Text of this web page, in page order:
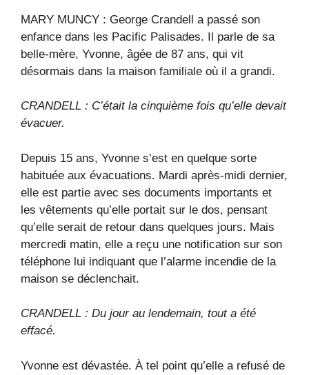
MARY MUNCY : George Crandell a passé son
enfance dans les Pacific Palisades. Il parle de sa
belle-mère, Yvonne, âgée de 87 ans, qui vit
désormais dans la maison familiale où il a grandi.
CRANDELL : C’était la cinquième fois qu’elle devait
évacuer.
Depuis 15 ans, Yvonne s’est en quelque sorte
habituée aux évacuations. Mardi après-midi dernier,
elle est partie avec ses documents importants et
les vêtements qu’elle portait sur le dos, pensant
qu’elle serait de retour dans quelques jours. Mais
mercredi matin, elle a reçu une notification sur son
téléphone lui indiquant que l’alarme incendie de la
maison se déclenchait.
CRANDELL : Du jour au lendemain, tout a été
effacé.
Yvonne est dévastée. À tel point qu’elle a refusé de